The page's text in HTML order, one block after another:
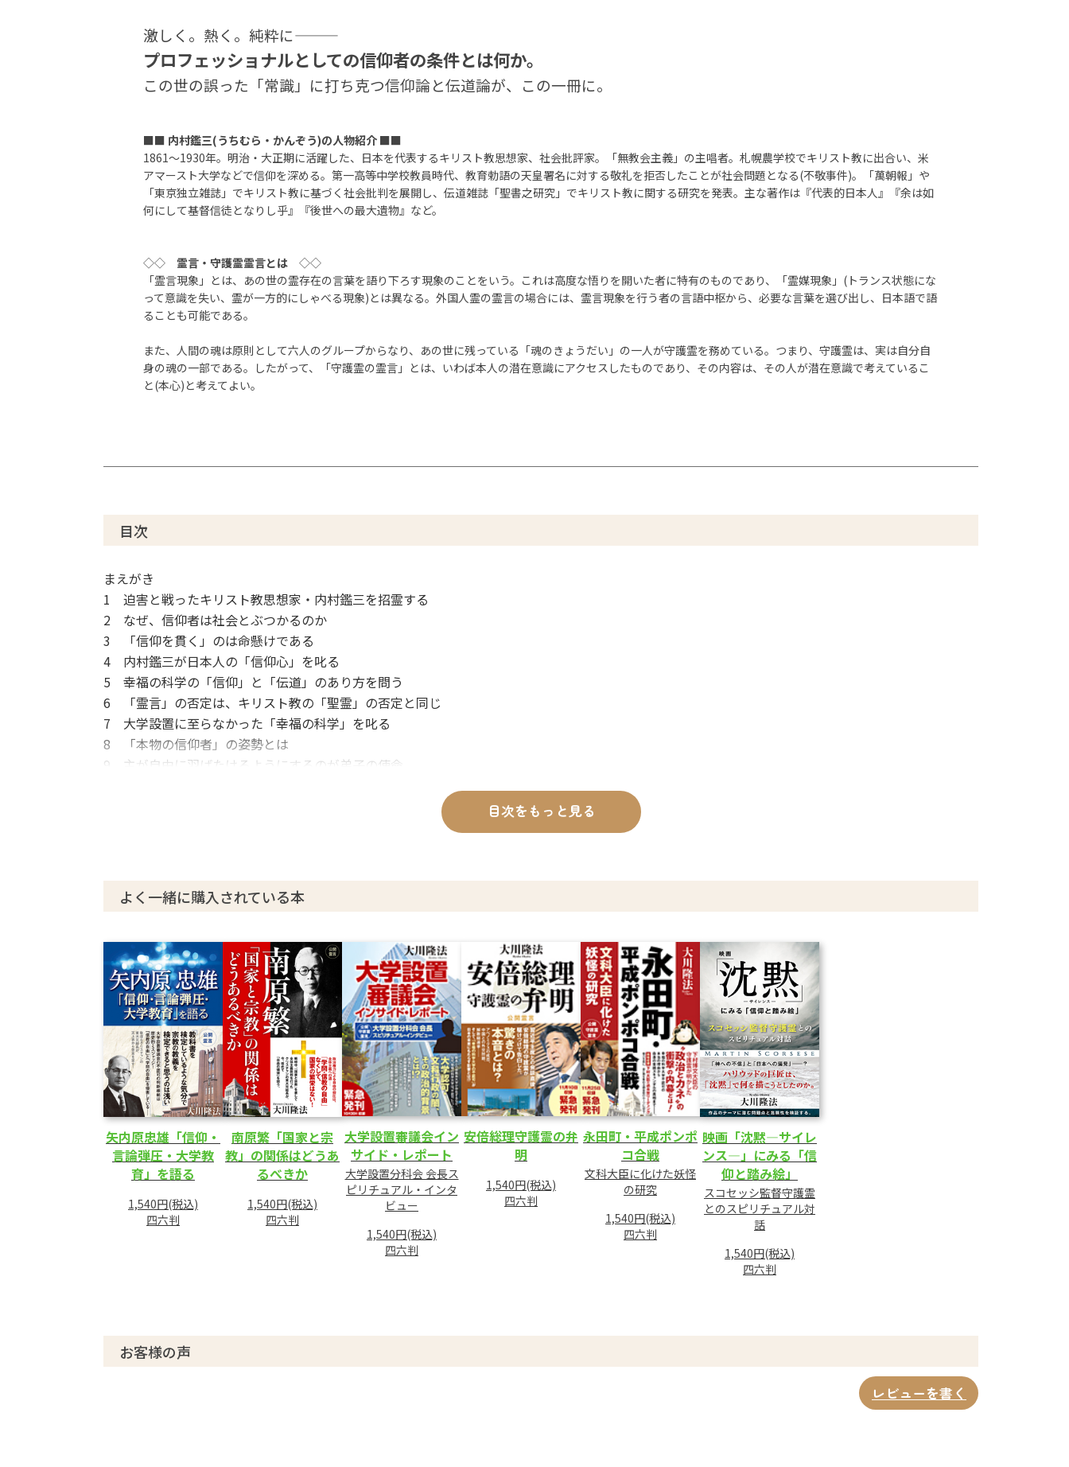
激しく。熱く。純粋に―――
プロフェッショナルとしての信仰者の条件とは何か。
この世の誤った「常識」に打ち克つ信仰論と伝道論が、この一冊に。
■■ 内村鑑三(うちむら・かんぞう)の人物紹介 ■■
1861～1930年。明治・大正期に活躍した、日本を代表するキリスト教思想家、社会批評家。「無教会主義」の主唱者。札幌農学校でキリスト教に出合い、米
アマースト大学などで信仰を深める。第一高等中学校教員時代、教育勅語の天皇署名に対する敬礼を拒否したことが社会問題となる(不敬事件)。「萬朝報」や
「東京独立雑誌」でキリスト教に基づく社会批判を展開し、伝道雑誌「聖書之研究」でキリスト教に関する研究を発表。主な著作は『代表的日本人』『余は如
何にして基督信徒となりし乎』『後世への最大遺物』など。
◇◇ 霊言・守護霊霊言とは ◇◇
「霊言現象」とは、あの世の霊存在の言葉を語り下ろす現象のことをいう。これは高度な悟りを開いた者に特有のものであり、「霊媒現象」(トランス状態にな
って意識を失い、霊が一方的にしゃべる現象)とは異なる。外国人霊の霊言の場合には、霊言現象を行う者の言語中枢から、必要な言葉を選び出し、日本語で語
ることも可能である。
また、人間の魂は原則として六人のグループからなり、あの世に残っている「魂のきょうだい」の一人が守護霊を務めている。つまり、守護霊は、実は自分自
身の魂の一部である。したがって、「守護霊の霊言」とは、いわば本人の潜在意識にアクセスしたものであり、その内容は、その人が潜在意識で考えているこ
と(本心)と考えてよい。
目次
まえがき
1 迫害と戦ったキリスト教思想家・内村鑑三を招霊する
2 なぜ、信仰者は社会とぶつかるのか
3 「信仰を貫く」のは命懸けである
4 内村鑑三が日本人の「信仰心」を叱る
5 幸福の科学の「信仰」と「伝道」のあり方を問う
6 「霊言」の否定は、キリスト教の「聖霊」の否定と同じ
7 大学設置に至らなかった「幸福の科学」を叱る
8 「本物の信仰者」の姿勢とは
9 主が自由に羽ばたけるようにするのが弟子の使命
目次をもっと見る
よく一緒に購入されている本
矢内原忠雄「信仰・
言論弾圧・大学教
育」を語る
1,540円(税込)
四六判
南原繁「国家と宗
教」の関係はどうあ
るべきか
1,540円(税込)
四六判
大学設置審議会イン
サイド・レポート
大学設置分科会 会長ス
ピリチュアル・インタ
ビュー
1,540円(税込)
四六判
安倍総理守護霊の弁
明
1,540円(税込)
四六判
永田町・平成ポンポ
コ合戦
文科大臣に化けた妖怪
の研究
1,540円(税込)
四六判
映画「沈黙―サイレ
ンス―」にみる「信
仰と踏み絵」
スコセッシ監督守護霊
とのスピリチュアル対
話
1,540円(税込)
四六判
お客様の声
レビューを書く